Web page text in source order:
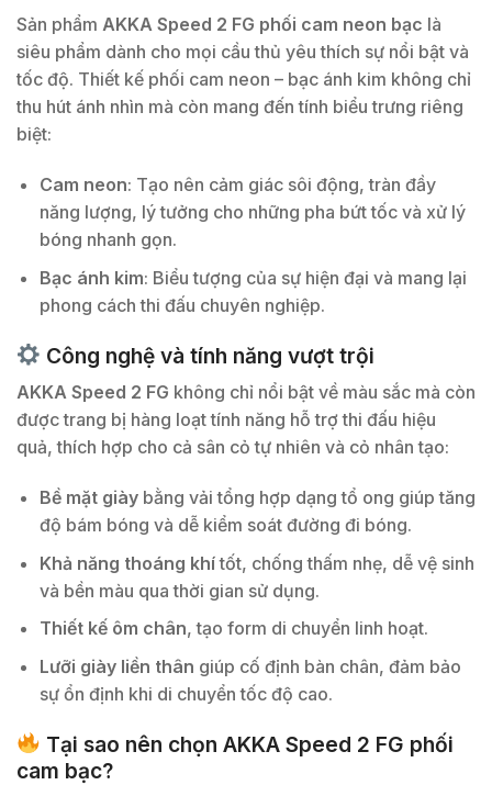
Sản phẩm AKKA Speed 2 FG phối cam neon bạc là
siêu phẩm dành cho mọi cầu thủ yêu thích sự nổi bật và
tốc độ. Thiết kế phối cam neon – bạc ánh kim không chỉ
thu hút ánh nhìn mà còn mang đến tính biểu trưng riêng
biệt:
Cam neon: Tạo nên cảm giác sôi động, tràn đầy
năng lượng, lý tưởng cho những pha bứt tốc và xử lý
bóng nhanh gọn.
Bạc ánh kim: Biểu tượng của sự hiện đại và mang lại
phong cách thi đấu chuyên nghiệp.
Công nghệ và tính năng vượt trội
AKKA Speed 2 FG không chỉ nổi bật về màu sắc mà còn
được trang bị hàng loạt tính năng hỗ trợ thi đấu hiệu
quả, thích hợp cho cả sân cỏ tự nhiên và cỏ nhân tạo:
Bề mặt giàybằng vải tổng hợp dạng tổ ong giúp tăng
độ bám bóng và dễ kiểm soát đường đi bóng.
Khả năng thoáng khítốt, chống thấm nhẹ, dễ vệ sinh
và bền màu qua thời gian sử dụng.
Thiết kế ôm chân, tạo form di chuyển linh hoạt.
Lưỡi giày liền thân giúp cố định bàn chân, đảm bảo
sự ổn định khi di chuyển tốc độ cao.
Tại sao nên chọn AKKA Speed 2 FG phối
cam bạc?